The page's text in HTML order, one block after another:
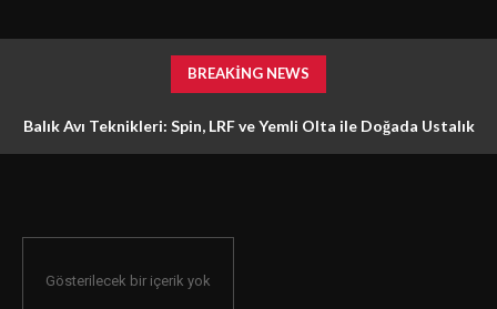
BREAKING NEWS
Balık Avı Teknikleri: Spin, LRF ve Yemli Olta ile Doğada Ustalık
Gösterilecek bir içerik yok